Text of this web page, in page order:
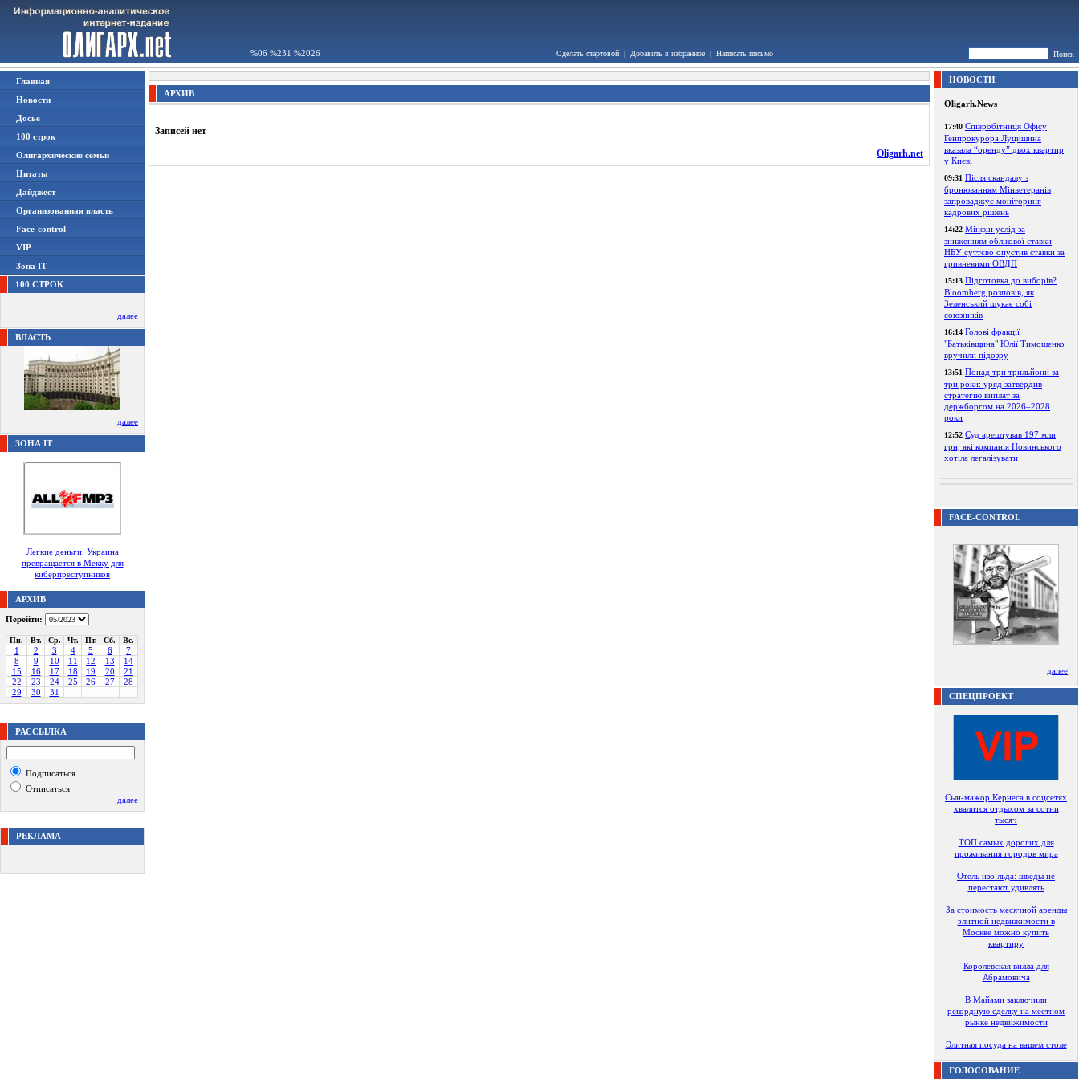
%06 %231 %2026 Сделать стартовой | Добавить в избранное | Написать письмо Поиск
Главная
Новости
Досье
100 строк
Олигархические семьи
Цитаты
Дайджест
Организованная власть
Face-control
VIP
Зона IT
100 СТРОК
далее
ВЛАСТЬ
далее
ЗОНА IT
Легкие деньги: Украина
превращается в Мекку для
киберпреступников
АРХИВ
Перейти:
Пн. Вт. Ср. Чт. Пт. Сб. Вс.
1 2 3 4 5 6
7
8
9 10 11 12 13
14
15
16 17 18 19 20
21
22
23 24 25 26 27
28
29
30 31
РАССЫЛКА
Подписаться
Отписаться
далее
РЕКЛАМА
АРХИВ
Записей нет
Oligarh.net
НОВОСТИ
Oligarh.News
17:40 Співробітниця Офісу
Генпрокурора Луцишина
вказала “оренду” двох квартир
у Києві
09:31 Після скандалу з
бронюванням Мінветеранів
запроваджує моніторинг
кадрових рішень
14:22 Мінфін услід за
зниженням облікової ставки
НБУ суттєво опустив ставки за
гривневими ОВДП
15:13 Підготовка до виборів?
Bloomberg розповів, як
Зеленський шукає собі
союзників
16:14 Голові фракції
"Батьківщина" Юлії Тимошенко
вручили підозру
13:51 Понад три трильйони за
три роки: уряд затвердив
стратегію виплат за
держборгом на 2026–2028
роки
12:52 Суд арештував 197 млн
грн, які компанія Новинського
хотіла легалізувати
FACE-CONTROL
далее
СПЕЦПРОЕКТ
Сын-мажор Кернеса в соцсетях
хвалится отдыхом за сотни
тысяч
ТОП самых дорогих для
проживания городов мира
Отель изо льда: шведы не
перестают удивлять
За стоимость месячной аренды
элитной недвижимости в
Москве можно купить
квартиру
Королевская вилла для
Абрамовича
В Майами заключили
рекордную сделку на местном
рынке недвижимости
Элитная посуда на вашем столе
ГОЛОСОВАНИЕ